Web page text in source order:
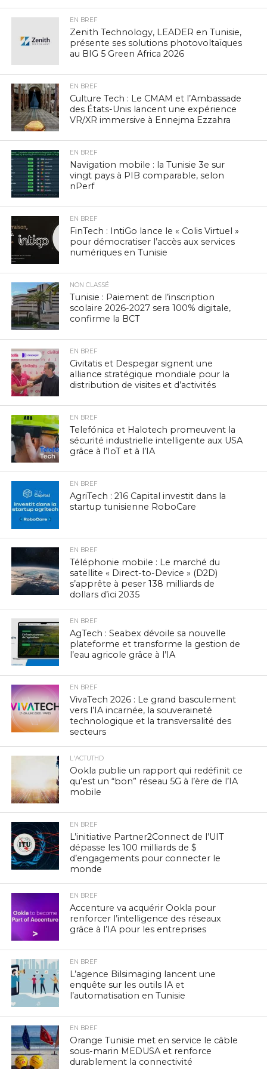
EN BREF
Zenith Technology, LEADER en Tunisie,
présente ses solutions photovoltaïques
au BIG 5 Green Africa 2026
EN BREF
Culture Tech : Le CMAM et l’Ambassade
des États-Unis lancent une expérience
VR/XR immersive à Ennejma Ezzahra
EN BREF
Navigation mobile : la Tunisie 3e sur
vingt pays à PIB comparable, selon
nPerf
EN BREF
FinTech : IntiGo lance le « Colis Virtuel »
pour démocratiser l’accès aux services
numériques en Tunisie
NON CLASSÉ
Tunisie : Paiement de l’inscription
scolaire 2026-2027 sera 100% digitale,
confirme la BCT
EN BREF
Civitatis et Despegar signent une
alliance stratégique mondiale pour la
distribution de visites et d’activités
EN BREF
Telefónica et Halotech promeuvent la
sécurité industrielle intelligente aux USA
grâce à l’IoT et à l’IA
EN BREF
AgriTech : 216 Capital investit dans la
startup tunisienne RoboCare
EN BREF
Téléphonie mobile : Le marché du
satellite « Direct-to-Device » (D2D)
s’apprête à peser 138 milliards de
dollars d’ici 2035
EN BREF
AgTech : Seabex dévoile sa nouvelle
plateforme et transforme la gestion de
l’eau agricole grâce à l’IA
EN BREF
VivaTech 2026 : Le grand basculement
vers l’IA incarnée, la souveraineté
technologique et la transversalité des
secteurs
L'ACTUTHD
Ookla publie un rapport qui redéfinit ce
qu’est un “bon” réseau 5G à l’ère de l’IA
mobile
EN BREF
L’initiative Partner2Connect de l’UIT
dépasse les 100 milliards de $
d’engagements pour connecter le
monde
EN BREF
Accenture va acquérir Ookla pour
renforcer l’intelligence des réseaux
grâce à l’IA pour les entreprises
EN BREF
L’agence Bilsimaging lancent une
enquête sur les outils IA et
l’automatisation en Tunisie
EN BREF
Orange Tunisie met en service le câble
sous-marin MEDUSA et renforce
durablement la connectivité